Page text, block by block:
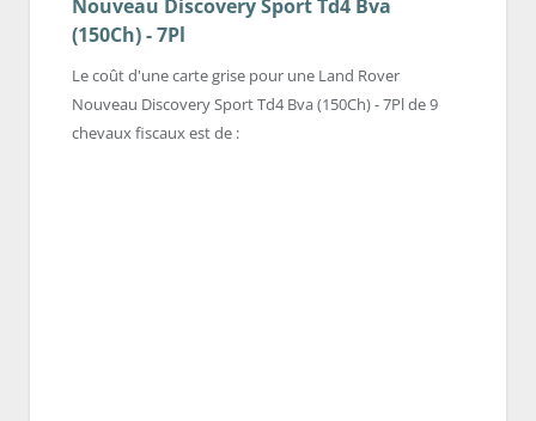
Nouveau Discovery Sport Td4 Bva
(150Ch) - 7Pl
Le coût d'une carte grise pour une Land Rover
Nouveau Discovery Sport Td4 Bva (150Ch) - 7Pl de 9
chevaux fiscaux est de :